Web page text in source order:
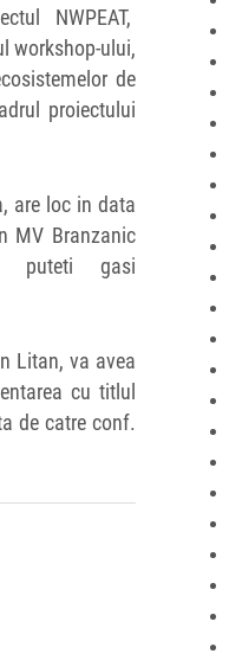
NWPEAT,
workshop-ului,
de
proiectului
are loc in data
MV Branzanic
puteti gasi
Litan, va avea
cu titlul
de catre conf.